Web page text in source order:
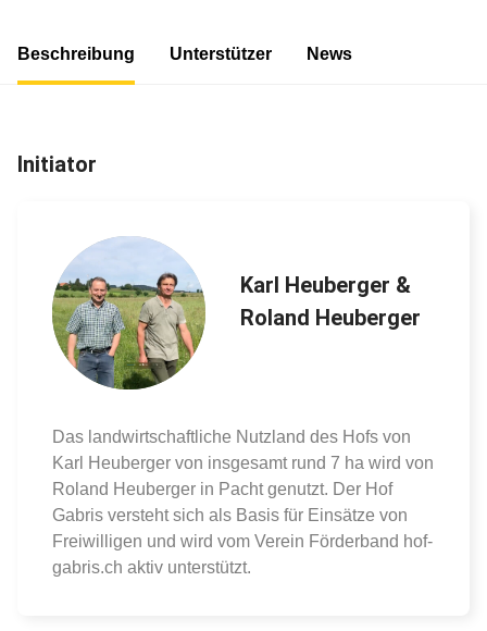
Beschreibung Unterstützer News
Initiator
Karl Heuberger &
Roland Heuberger
Das landwirtschaftliche Nutzland des Hofs von
Karl Heuberger von insgesamt rund 7 ha wird von
Roland Heuberger in Pacht genutzt. Der Hof
Gabris versteht sich als Basis für Einsätze von
Freiwilligen und wird vom Verein Förderband hof-
gabris.ch aktiv unterstützt.